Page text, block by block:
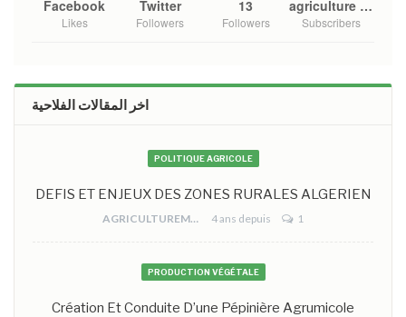
Facebook
Likes
Twitter
Followers
13
Followers
agriculture mono
Subscribers
اخر المقالات الفلاحية
POLITIQUE AGRICOLE
DEFIS ET ENJEUX DES ZONES RURALES ALGERIEN
AGRICULTUREMONO 4 ans depuis 1
PRODUCTION VÉGÉTALE
Création Et Conduite D’une Pépinière Agrumicole